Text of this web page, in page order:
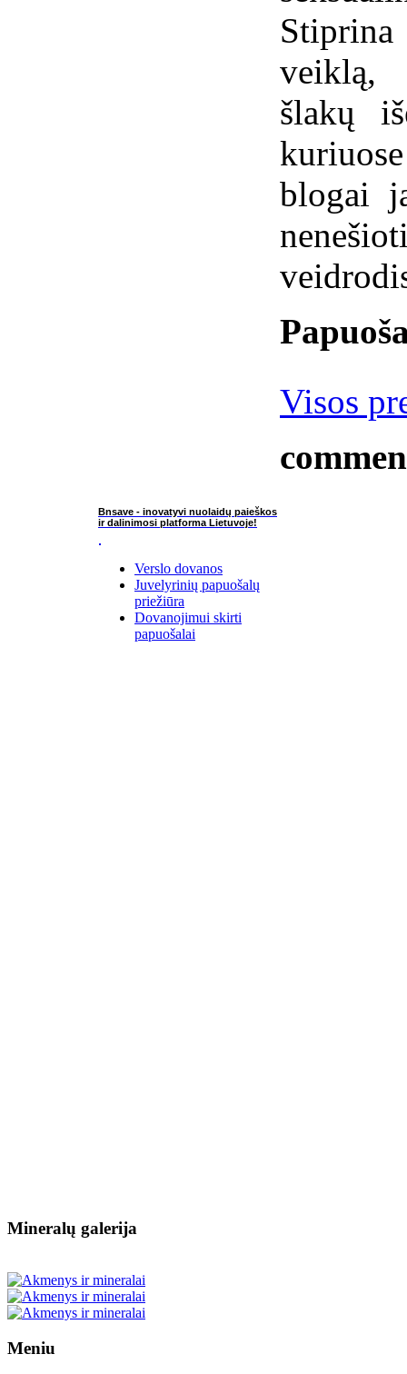
veiklą,
šlakų
blogai
Visos
Bnsave - inovatyvi nuolaidų paieškos
ir dalinimosi platforma Lietuvoje!
Verslo dovanos
Juvelyrinių papuošalų
priežiūra
Dovanojimui skirti
papuošalai
Mineralų galerija
Meniu